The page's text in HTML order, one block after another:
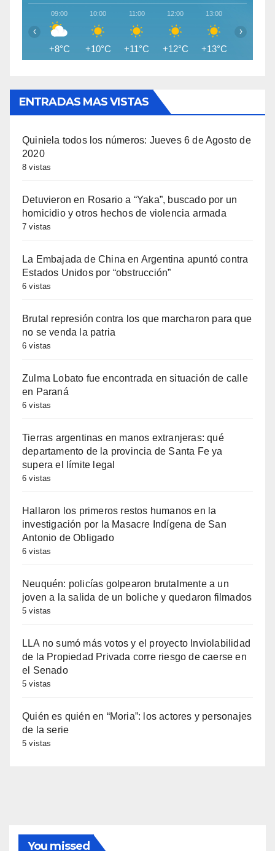
09:00
+8°C
10:00
+10°C
11:00
+11°C
12:00
+12°C
13:00
+13°C
‹ ›
ENTRADAS MAS VISTAS
Quiniela todos los números: Jueves 6 de Agosto de
2020
8 vistas
Detuvieron en Rosario a “Yaka”, buscado por un
homicidio y otros hechos de violencia armada
7 vistas
La Embajada de China en Argentina apuntó contra
Estados Unidos por “obstrucción”
6 vistas
Brutal represión contra los que marcharon para que
no se venda la patria
6 vistas
Zulma Lobato fue encontrada en situación de calle
en Paraná
6 vistas
Tierras argentinas en manos extranjeras: qué
departamento de la provincia de Santa Fe ya
supera el límite legal
6 vistas
Hallaron los primeros restos humanos en la
investigación por la Masacre Indígena de San
Antonio de Obligado
6 vistas
Neuquén: policías golpearon brutalmente a un
joven a la salida de un boliche y quedaron filmados
5 vistas
LLA no sumó más votos y el proyecto Inviolabilidad
de la Propiedad Privada corre riesgo de caerse en
el Senado
5 vistas
Quién es quién en “Moria”: los actores y personajes
de la serie
5 vistas
You missed